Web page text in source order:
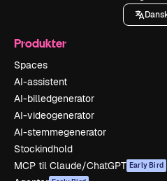
Produkter
Spaces
AI-assistent
AI-billedgenerator
AI-videogenerator
AI-stemmegenerator
Stockindhold
MCP til Claude/ChatGPT Early Bird